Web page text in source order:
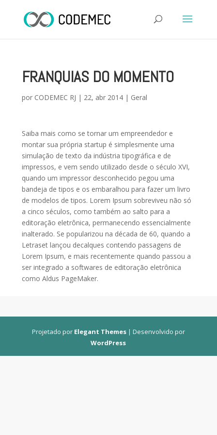
FRANQUIAS DO MOMENTO
por CODEMEC RJ | 22, abr 2014| Geral
Saiba mais como se tornar um empreendedor e
montar sua própria startup é simplesmente uma
simulação de texto da indústria tipográfica e de
impressos, e vem sendo utilizado desde o século XVI,
quando um impressor desconhecido pegou uma
bandeja de tipos e os embaralhou para fazer um livro
de modelos de tipos. Lorem Ipsum sobreviveu não só
a cinco séculos, como também ao salto para a
editoração eletrônica, permanecendo essencialmente
inalterado. Se popularizou na década de 60, quando a
Letraset lançou decalques contendo passagens de
Lorem Ipsum, e mais recentemente quando passou a
ser integrado a softwares de editoração eletrônica
como Aldus PageMaker.
Projetado por Elegant Themes| Desenvolvido por
WordPress